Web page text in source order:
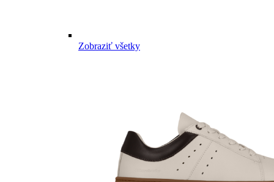
Zobraziť všetky